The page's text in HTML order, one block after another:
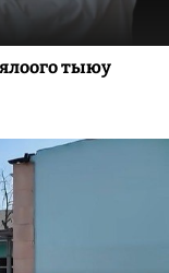
тыюу